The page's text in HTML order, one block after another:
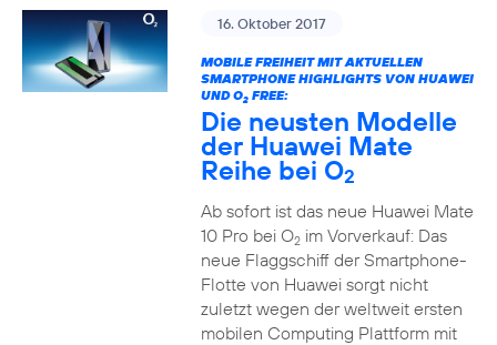
16. Oktober 2017
MOBILE FREIHEIT MIT AKTUELLEN
SMARTPHONE HIGHLIGHTS VON HUAWEI
UND O2FREE:
Die neusten Modelle
der Huawei Mate
Reihe bei O2
Ab sofort ist das neue Huawei Mate
10 Pro bei O2im Vorverkauf: Das
neue Flaggschiff der Smartphone-
Flotte von Huawei sorgt nicht
zuletzt wegen der weltweit ersten
mobilen Computing Plattform mit